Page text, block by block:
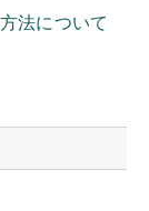
法について